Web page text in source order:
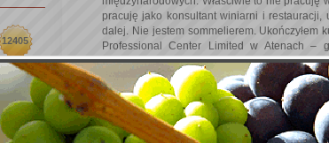
12405
pracuję jako konsultant winiarni i
dalej. Nie jestem sommelierem. Ukończyłem
Professional Center Limited w Atenach –
zastanawiam się czy robić dyplom WSET.
mało. A jak się zainteresowałem winem?
hobby.
Nie wyglądasz.